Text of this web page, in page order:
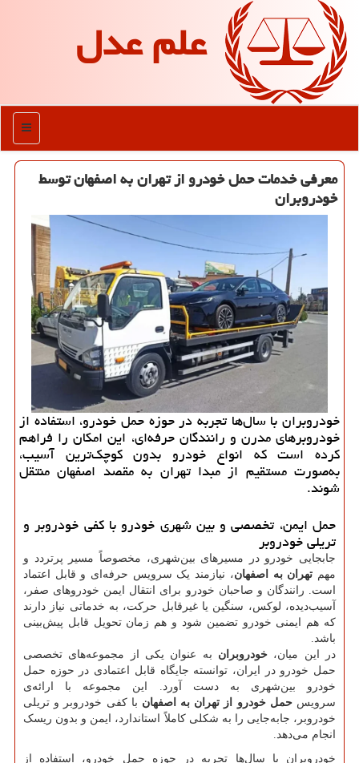
علم عدل
منو
معرفی خدمات حمل خودرو از تهران به اصفهان توسط
خودروبران
خودروبران با سال‌ها تجربه در حوزه حمل خودرو، استفاده از
خودروبرهای مدرن و رانندگان حرفه‌ای، این امکان را فراهم
کرده است که انواع خودرو بدون کوچک‌ترین آسیب،
به‌صورت مستقیم از مبدا تهران به مقصد اصفهان منتقل
شوند.
حمل ایمن، تخصصی و بین‌ شهری خودرو با کفی خودروبر و
تریلی خودروبر
جابجایی خودرو در مسیرهای بین‌شهری، مخصوصاً مسیر پرتردد و
مهم تهران به اصفهان، نیازمند یک سرویس حرفه‌ای و قابل اعتماد
است. رانندگان و صاحبان خودرو برای انتقال ایمن خودروهای صفر،
آسیب‌دیده، لوکس، سنگین یا غیرقابل حرکت، به خدماتی نیاز دارند
که هم ایمنی خودرو تضمین شود و هم زمان تحویل قابل پیش‌بینی
باشد.
در این میان، خودروبران به عنوان یکی از مجموعه‌های تخصصی
حمل خودرو در ایران، توانسته جایگاه قابل اعتمادی در حوزه حمل
خودرو بین‌شهری به دست آورد. این مجموعه با ارائه‌ی
سرویسحمل خودرو از تهران به اصفهان با کفی خودروبر و تریلی
خودروبر، جابه‌جایی را به شکلی کاملاً استاندارد، ایمن و بدون ریسک
انجام می‌دهد.
خودروبران با سال‌ها تجربه در حوزه حمل خودرو، استفاده از